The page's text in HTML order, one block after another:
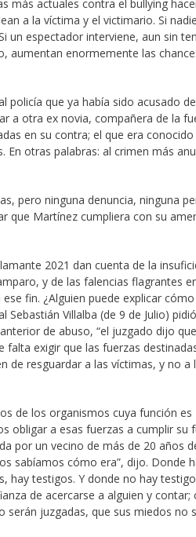
más actuales contra el bullying
a la víctima y el victimario. Si
un espectador interviene, aun sin
aumentan enormemente las
policía que ya había sido acusado
a otra ex novia, compañera de la
en su contra; el que era
En otras palabras: al crimen más
pero ninguna denuncia, ninguna
que Martínez cumpliera con su
2021 dan cuenta de la
y de las falencias flagrantes
fin. ¿Alguien puede explicar
Sebastián Villalba (de 9 de Julio)
de abuso, “el juzgado dijo
falta exigir que las fuerzas
de resguardar a las víctimas, y no a
de los organismos cuya función es
obligar a esas fuerzas a cumplir su
por un vecino de más de 20 años
sabíamos cómo era”, dijo. Donde
hay testigos. Y donde no hay
de acercarse a alguien y contar;
serán juzgadas, que sus miedos no